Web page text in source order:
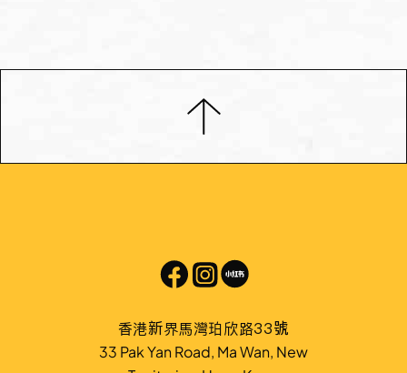
香港新界馬灣珀欣路33號
33 Pak Yan Road, Ma Wan, New